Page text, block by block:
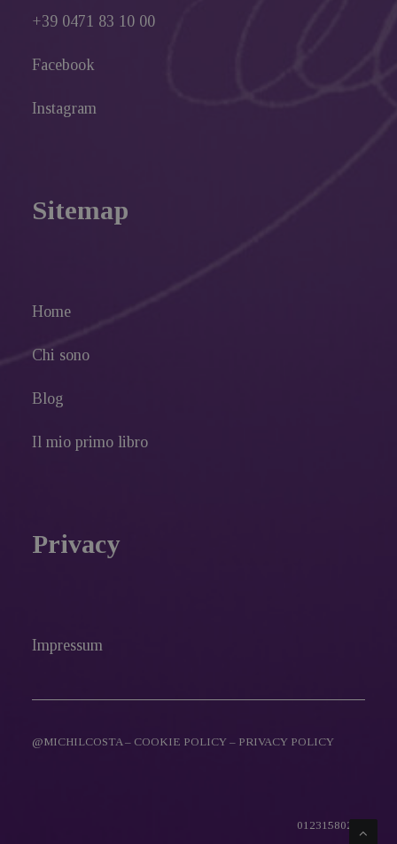
+39 0471 83 10 00
Facebook
Instagram
Sitemap
Home
Chi sono
Blog
Il mio primo libro
Privacy
Impressum
@MICHILCOSTA – COOKIE POLICY – PRIVACY POLICY
01231580216